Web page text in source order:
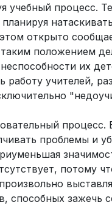
учебный процесс.
открыто
положением
их
учителей,
проблемы и
потому
зажечь